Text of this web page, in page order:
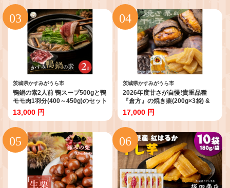
凍 芋 蔵出し 国産 おやつ スイーツ
和スイーツ 冷やし焼き芋 冷凍焼
き芋 1kg 甘い 茨城 ギフト プレゼ
ント 送料無料 【1492540】
茨城県かすみがうら市
鴨鍋の素2人前 鴨スープ500gと鴨
モモ肉1羽分(400～450g)のセット
_ 鴨 鴨鍋 スープ 素 鴨スープ 肉 鴨
肉 かも肉 カモ肉 かも カモ モモ
もも肉 モモ肉 にく お肉 国産 鴨鍋
セット セット 簡単 鴨出汁 茨城県
送料無料 【1577229】
13,000 円
茨城県かすみがうら市
2026年度甘さが自慢!貴重品種
『倉方』の焼き栗(200g×3袋) &
茨城県産ほしいも(500g)
【1439084】
17,000 円